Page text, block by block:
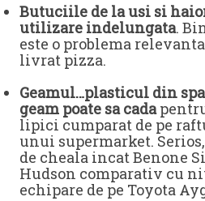
Butuciile de la usi si
utilizare indelungata.
este o problema
livrat pizza.
Geamul…plasticul din
geam poate sa cada
lipici cumparat de pe
unui supermarket.
de cheala incat Benone
Hudson comparativ cu
echipare de pe Toyota